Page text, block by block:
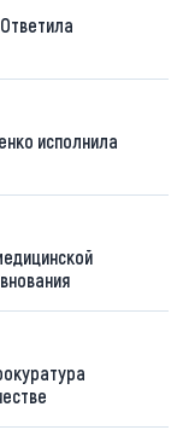
исполнила